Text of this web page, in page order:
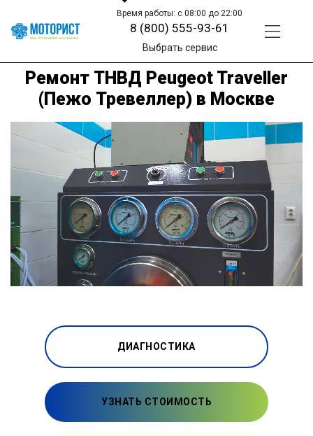
Время работы: с 08:00 до 22:00
8 (800) 555-93-61
Выбрать сервис
Ремонт ТНВД Peugeot Traveller
(Пежо Тревеллер) в Москве
ДИАГНОСТИКА
УЗНАТЬ СТОИМОСТЬ